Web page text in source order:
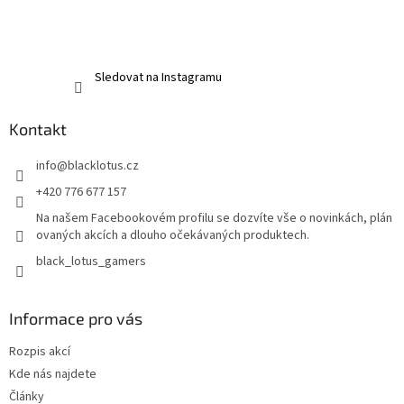
Sledovat na Instagramu
Kontakt
info@blacklotus.cz
+420 776 677 157
Na našem Facebookovém profilu se dozvíte vše o novinkách, plán
ovaných akcích a dlouho očekávaných produktech.
black_lotus_gamers
Informace pro vás
Rozpis akcí
Kde nás najdete
Články